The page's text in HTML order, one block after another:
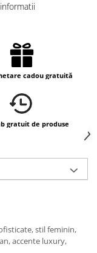
cadou gratuită
gratuit de produse
stil feminin,
accente luxury,